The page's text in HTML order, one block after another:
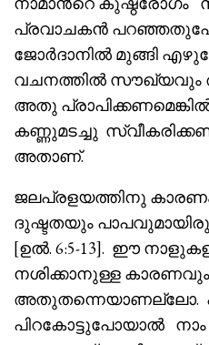
പ്രവാചകൻ
ജോർദാനിൽ മുങ്ങി
വചനത്തിൽ സൗഖ്യവും
അതു
കണ്ണുമടച്ചു
അതാണ്.
ജലപ്രളയത്തിനു
ദുഷ്ടതയും
[ഉൽ. 6:5-13]. ഈ
നശിക്കാനുള്ള കാരണവും
അതുതന്നെയാണല്ലോ.
പിറകോട്ടുപോയാൽ